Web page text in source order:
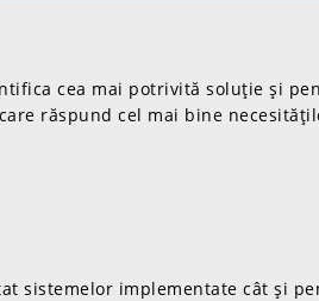
cea mai potrivită soluție și
răspund cel mai bine
sistemelor implementate cât și